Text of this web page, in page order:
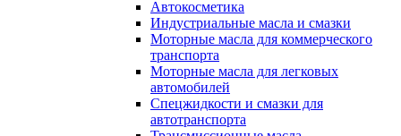
Автокосметика
Индустриальные масла и смазки
Моторные масла для коммерческого
транспорта
Моторные масла для легковых
автомобилей
Спецжидкости и смазки для
автотранспорта